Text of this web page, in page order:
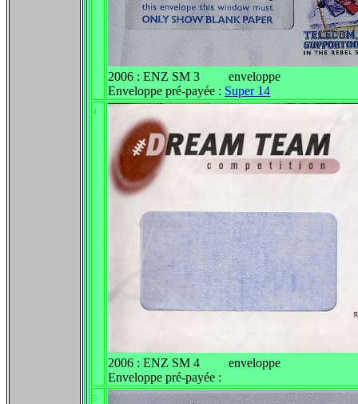
2006 : ENZ SM 3 enveloppe
Enveloppe pré-payée : Super 14
4
2006 : ENZ SM 4 enveloppe
Enveloppe pré-payée :
5